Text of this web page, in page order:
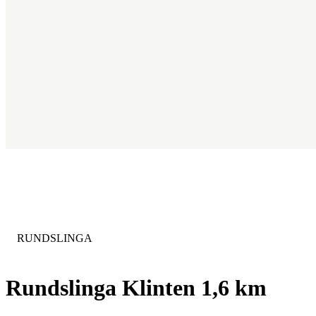
Rundslinga Klinten 1,6 km
KATEGORI:
RUNDSLINGA